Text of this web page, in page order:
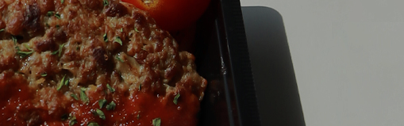
Thoughts on
food
「いたの88サロン」毎月第２火曜日に
定期開催